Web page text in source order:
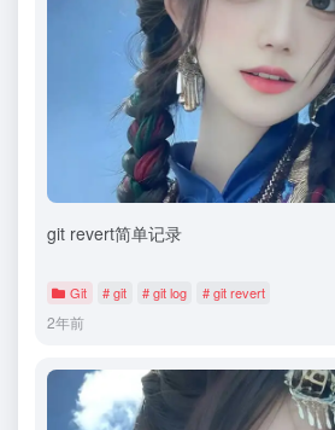
git revert简单记录
Git # git # git log # git revert
2年前